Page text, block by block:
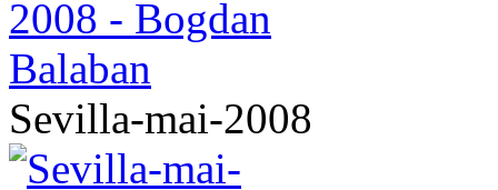
Sevilla-mai-2008